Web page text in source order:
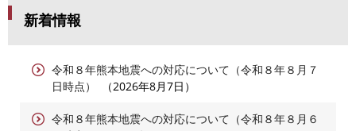
新着情報
令和８年熊本地震への対応について（令和８年８月７
日時点）
2026年8月7日
令和８年熊本地震への対応について（令和８年８月６